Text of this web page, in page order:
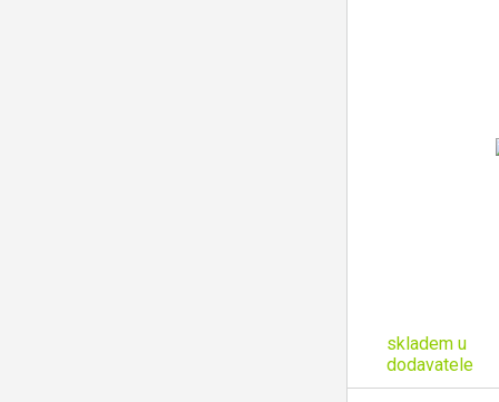
skladem u
dodavatele